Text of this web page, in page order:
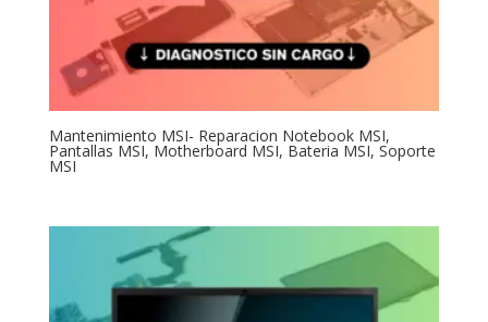
Mantenimiento MSI- Reparacion Notebook MSI,
Pantallas MSI, Motherboard MSI, Bateria MSI, Soporte
MSI